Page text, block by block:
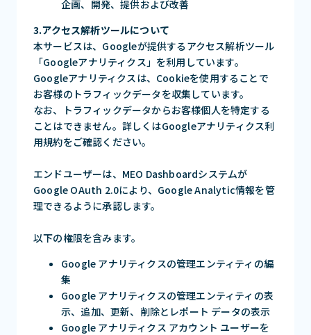
企画、開発、提供および改善
3.アクセス解析ツールについて
本サービスは、Googleが提供するアクセス解析ツール
「Googleアナリティクス」を利用しています。
Googleアナリティクスは、Cookieを使用することで
お客様のトラフィックデータを収集しています。
なお、トラフィックデータからお客様個人を特定する
ことはできません。詳しくはGoogleアナリティクス利
用規約をご確認ください。
エンドユーザーは、MEO Dashboardシステムが
Google OAuth 2.0により、Google Analytic情報を管
理できるように承認します。
以下の権限を含みます。
Google アナリティクスの管理エンティティの編
集
Google アナリティクスの管理エンティティの表
示、追加、更新、削除とレポート データの表示
Google アナリティクス アカウント ユーザーを